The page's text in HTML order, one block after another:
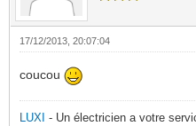
17/12/2013, 20:07:04
coucou
LUXI - Un électricien a votre